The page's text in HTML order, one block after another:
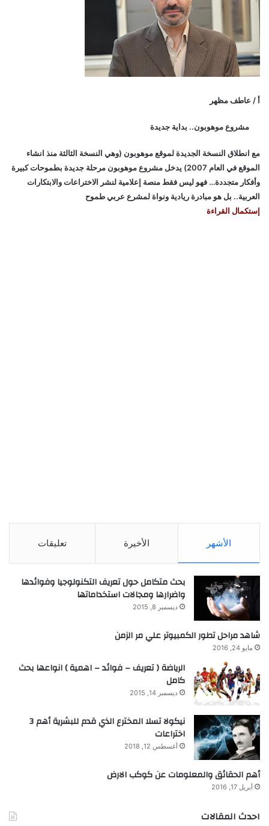
أ / عاطف مظهر
مشروع موهوبون.. بداية جديدة
مع انطلاق النسخة الجديدة لموقع موهوبون (وهي النسخة الثالثة منذ انشاء
الموقع في العام 2007) يدخل مشروع موهوبون مرحلة جديدة بطموحات كبيرة
وأفكار متجددة… فهو ليس فقط منصة إعلامية لنشر الاختراعات والابتكارات
العربية.. بل هو مبادرة ريادية ونواة لمشرع عربي طموح
إستكمال القراءة
الأشهر الأخيرة تعليقات
بحث متكامل حول تعريف التكنولوجيا وفوائدها
واضرارها ومجالات استخداماتها
ديسمبر 8, 2015
شاهد مراحل تطور الكمبيوتر علي مر الزمن
مايو 24, 2016
الرياضة ( تعريف – فوائد – اهمية ) انواعها بحث
كامل
ديسمبر 14, 2015
نيكولا تسلا المخترع الذي قدم للبشرية أهم 3
اختراعات
أغسطس 12, 2018
أهم الحقائق والمعلومات عن كوكب الارض
أبريل 17, 2016
احدث المقالات